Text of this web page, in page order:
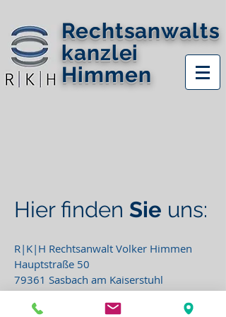
Rechtsanwalts
kanzlei
Himmen
Hier finden Sie uns:
R|K|H Rechtsanwalt Volker Himmen
Hauptstraße 50
79361 Sasbach am Kaiserstuhl
Mit dem ÖPNV (RVF): Haltestelle